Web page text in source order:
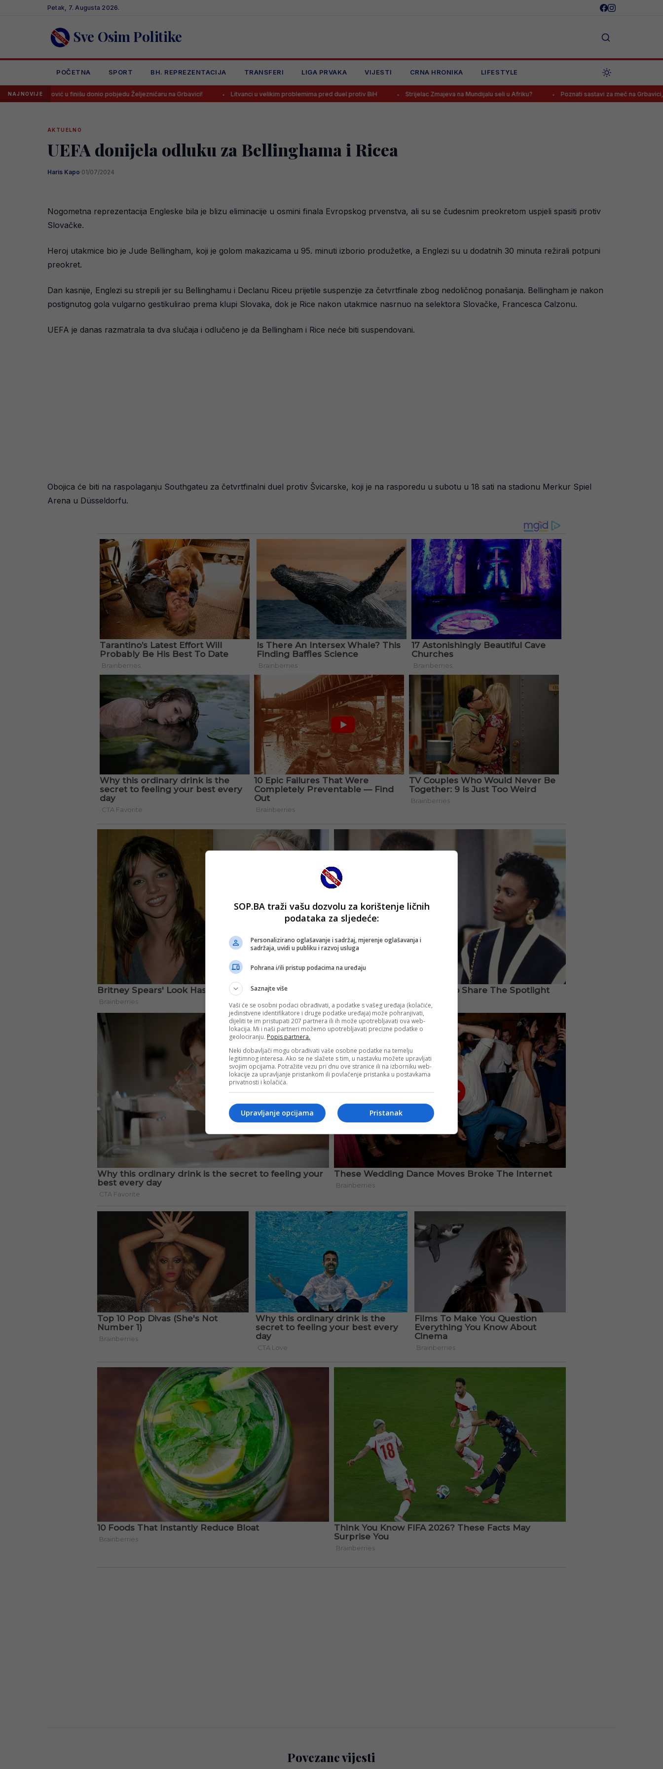
Petak, 7. Augusta 2026.
Sve Osim Politike
POČETNA SPORT BH. REPREZENTACIJA TRANSFERI LIGA PRVAKA VIJESTI CRNA HRONIKA LIFESTYLE
NAJNOVIJE
u finišu donio pobjedu Željezničaru na Grbavici! Litvanci u velikim problemima pred duel protiv BiH Strijelac Zmajeva na Mundijalu seli u Afriku? Poznati sastavi za meč na Grbavici, navijači Želje:
AKTUELNO
UEFA donijela odluku za Bellinghama i Ricea
Haris Kapo·01/07/2024
Nogometna reprezentacija Engleske bila je blizu eliminacije u osmini finala Evropskog prvenstva, ali su se čudesnim preokretom uspjeli spasiti protiv
Slovačke.
Heroj utakmice bio je Jude Bellingham, koji je golom makazicama u 95. minuti izborio produžetke, a Englezi su u dodatnih 30 minuta režirali potpuni
preokret.
Dan kasnije, Englezi su strepili jer su Bellinghamu i Declanu Riceu prijetile suspenzije za četvrtfinale zbog nedoličnog ponašanja. Bellingham je nakon
postignutog gola vulgarno gestikulirao prema klupi Slovaka, dok je Rice nakon utakmice nasrnuo na selektora Slovačke, Francesca Calzonu.
UEFA je danas razmatrala ta dva slučaja i odlučeno je da Bellingham i Rice neće biti suspendovani.
Obojica će biti na raspolaganju Southgateu za četvrtfinalni duel protiv Švicarske, koji je na rasporedu u subotu u 18 sati na stadionu Merkur Spiel
Arena u Düsseldorfu.
Povezane vijesti
SOP.BA traži vašu dozvolu za korištenje ličnih
podataka za sljedeće:
Personalizirano oglašavanje i sadržaj, mjerenje oglašavanja i
sadržaja, uvidi u publiku i razvoj usluga
Pohrana i/ili pristup podacima na uređaju
Saznajte više
Vaši će se osobni podaci obrađivati, a podatke s vašeg uređaja (kolačiće,
jedinstvene identifikatore i druge podatke uređaja) može pohranjivati,
dijeliti te im pristupati 207 partnera ili ih može upotrebljavati ova web-
lokacija. Mi i naši partneri možemo upotrebljavati precizne podatke o
geolociranju. Popis partnera.
Neki dobavljači mogu obrađivati vaše osobne podatke na temelju
legitimnog interesa. Ako se ne slažete s tim, u nastavku možete upravljati
svojim opcijama. Potražite vezu pri dnu ove stranice ili na izborniku web-
lokacije za upravljanje pristankom ili povlačenje pristanka u postavkama
privatnosti i kolačića.
Pristanak
Upravljanje opcijama